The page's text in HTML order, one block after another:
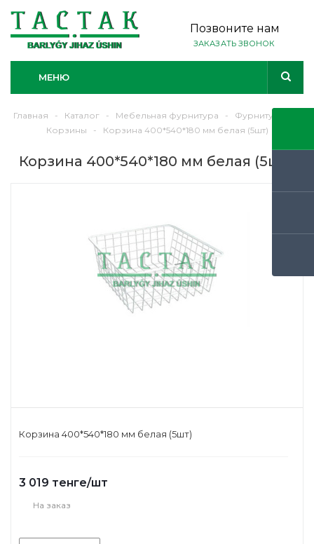
Позвоните нам
ЗАКАЗАТЬ ЗВОНОК
МЕНЮ
Главная - Каталог - Мебельная фурнитура - Фурнитура
Корзины
- Корзина 400*540*180 мм белая (5шт)
Корзина 400*540*180 мм белая (5шт)
Корзина 400*540*180 мм белая (5шт)
3 019 тенге/шт
На заказ